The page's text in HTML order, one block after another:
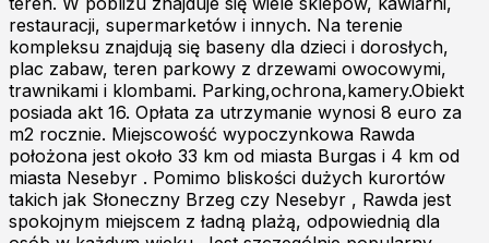
restauracji, supermarketów i innych. Na terenie
kompleksu znajdują się baseny dla dzieci i dorosłych,
plac zabaw, teren parkowy z drzewami owocowymi,
trawnikami i klombami. Parking,ochrona,kamery.Obiekt
posiada akt 16. Opłata za utrzymanie wynosi 8 euro za
m2 rocznie. Miejscowość wypoczynkowa Rawda
położona jest około 33 km od miasta Burgas i 4 km od
miasta Nesebyr . Pomimo bliskości dużych kurortów
takich jak Słoneczny Brzeg czy Nesebyr , Rawda jest
spokojnym miejscem z ładną plażą, odpowiednią dla